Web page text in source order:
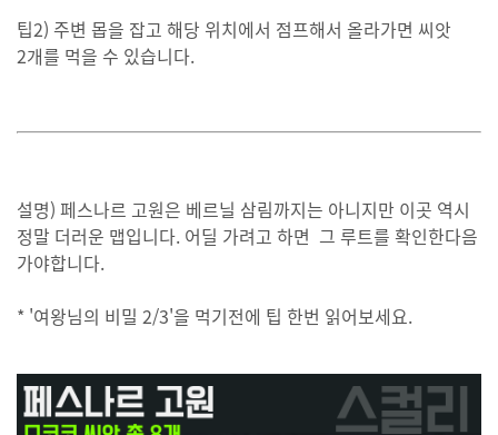
팁2) 주변 몹을 잡고 해당 위치에서 점프해서 올라가면 씨앗
2개를 먹을 수 있습니다.
설명) 페스나르 고원은 베르닐 삼림까지는 아니지만 이곳 역시
정말 더러운 맵입니다. 어딜 가려고 하면 그 루트를 확인한다음
가야합니다.
* '여왕님의 비밀 2/3'을 먹기전에 팁 한번 읽어보세요.